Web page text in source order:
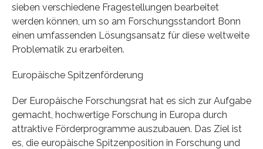
sieben verschiedene Fragestellungen bearbeitet
werden können, um so am Forschungsstandort Bonn
einen umfassenden Lösungsansatz für diese weltweite
Problematik zu erarbeiten.
Europäische Spitzenförderung
Der Europäische Forschungsrat hat es sich zur Aufgabe
gemacht, hochwertige Forschung in Europa durch
attraktive Förderprogramme auszubauen. Das Ziel ist
es, die europäische Spitzenposition in Forschung und